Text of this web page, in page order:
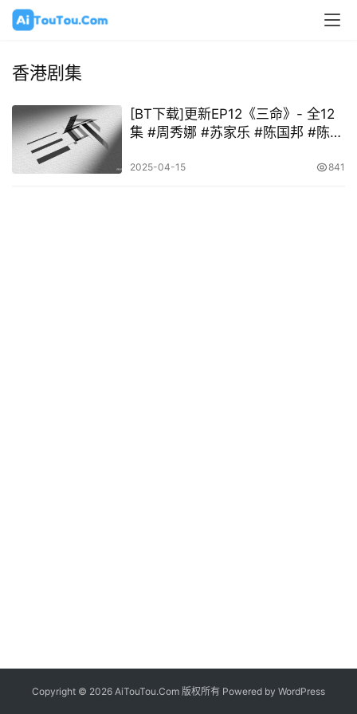
香港剧集
[BT下载]更新EP12《三命》- 全12
集 #周秀娜 #苏家乐 #陈国邦 #陈佩
2025-04-15 841
Copyright © 2026 AiTouTou.Com 版权所有 Powered by WordPress